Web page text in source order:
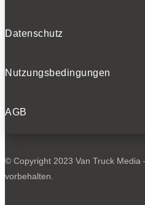
Datenschutz
Nutzungsbedingungen
AGB
© Copyright 2023 Van Truck Media
vorbehalten.